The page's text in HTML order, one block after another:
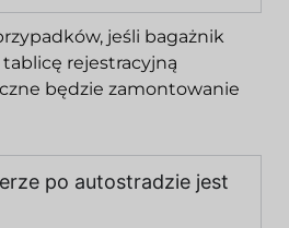
jeśli bagażnik
rejestracyjną
będzie zamontowanie
po autostradzie jest